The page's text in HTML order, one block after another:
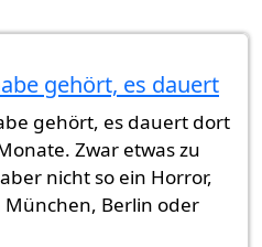
gehört, es dauert
gehört, es dauert dort
Zwar etwas zu
nicht so ein Horror,
München, Berlin oder